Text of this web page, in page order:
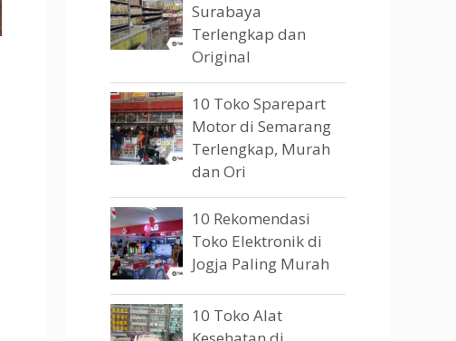
Surabaya
Terlengkap dan
Original
10 Toko Sparepart
Motor di Semarang
Terlengkap, Murah
dan Ori
10 Rekomendasi
Toko Elektronik di
Jogja Paling Murah
10 Toko Alat